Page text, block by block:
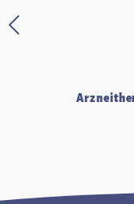
Zurück zur Startseite